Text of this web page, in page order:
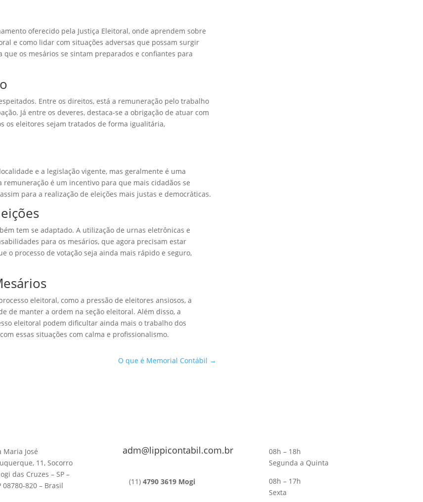
oferecido pela Justiça Eleitoral, onde aprendem sobre
e como lidar com situações adversas que possam surgir
os mesários se sintam preparados e confiantes para
Entre os direitos, está a remuneração pelo trabalho
Já entre os deveres, destaca-se a obrigação de atuar com
os eleitores sejam tratados de forma igualitária,
e a legislação vigente, mas geralmente é uma
é um incentivo para que mais cidadãos se
para a realização de eleições mais justas e democráticas.
tem se adaptado. A utilização de urnas eletrônicas e
para os mesários, que agora precisam estar
o processo de votação seja ainda mais rápido e seguro,
eleitoral, como a pressão de eleitores ansiosos, a
de manter a ordem na seção eleitoral. Além disso, a
eleitoral podem dificultar ainda mais o trabalho dos
essas situações com calma e profissionalismo.
O que é Memorial Contábil →
Maria José
11, Socorro
das Cruzes – SP –
08780-820 – Brasil
adm@lippicontabil.com.br
(11) 4790 3619 Mogi
08h – 18h
Segunda a Quinta
08h – 17h
Sexta